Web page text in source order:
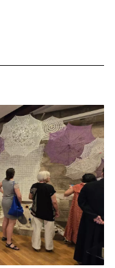
solo tres en